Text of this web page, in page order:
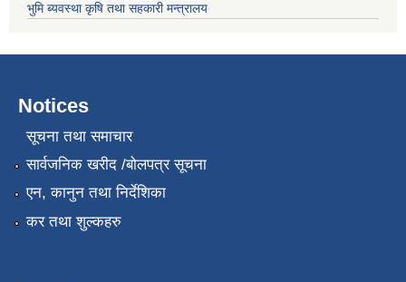
भुमि ब्यवस्था कृषि तथा सहकारी मन्त्रालय
Notices
सूचना तथा समाचार
सार्वजनिक खरीद /बोलपत्र सूचना
एन, कानुन तथा निर्देशिका
कर तथा शुल्कहरु